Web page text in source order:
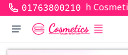
01763800210
for shopping with